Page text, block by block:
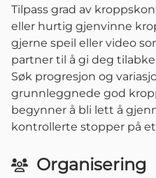
Tilpass grad av
eller hurtig gjenvinne
gjerne speil eller video
partner til å gi deg
Søk progresjon og
grunnleggnede god
begynner å bli lett å
kontrollerte stopper på
Organisering